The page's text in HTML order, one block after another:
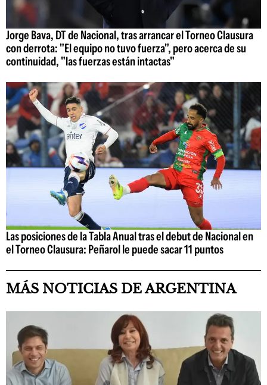
Jorge Bava, DT de Nacional, tras arrancar el Torneo Clausura
con derrota: "El equipo no tuvo fuerza", pero acerca de su
continuidad, "las fuerzas están intactas"
Las posiciones de la Tabla Anual tras el debut de Nacional en
el Torneo Clausura: Peñarol le puede sacar 11 puntos
MÁS NOTICIAS DE ARGENTINA